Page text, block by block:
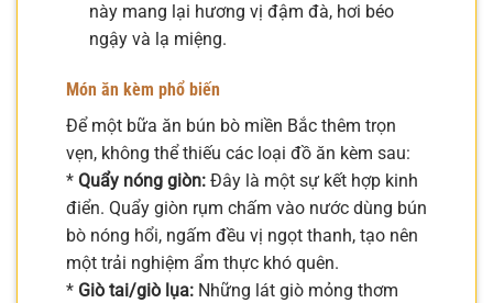
này mang lại hương vị đậm đà, hơi béo
ngậy và lạ miệng.
Món ăn kèm phổ biến
Để một bữa ăn bún bò miền Bắc thêm trọn
vẹn, không thể thiếu các loại đồ ăn kèm sau:
* Quẩy nóng giòn: Đây là một sự kết hợp kinh
điển. Quẩy giòn rụm chấm vào nước dùng bún
bò nóng hổi, ngấm đều vị ngọt thanh, tạo nên
một trải nghiệm ẩm thực khó quên.
* Giò tai/giò lụa: Những lát giò mỏng thơm